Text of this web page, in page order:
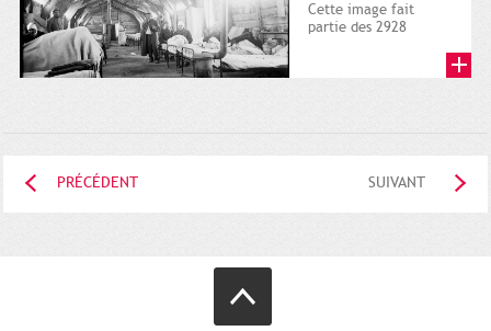
Cette image fait
partie des 2928
PRÉCÉDENT SUIVANT